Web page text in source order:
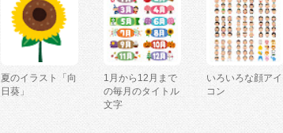
夏のイラスト「向
日葵」
1月から12月まで
の毎月のタイトル
文字
いろいろな顔アイ
コン